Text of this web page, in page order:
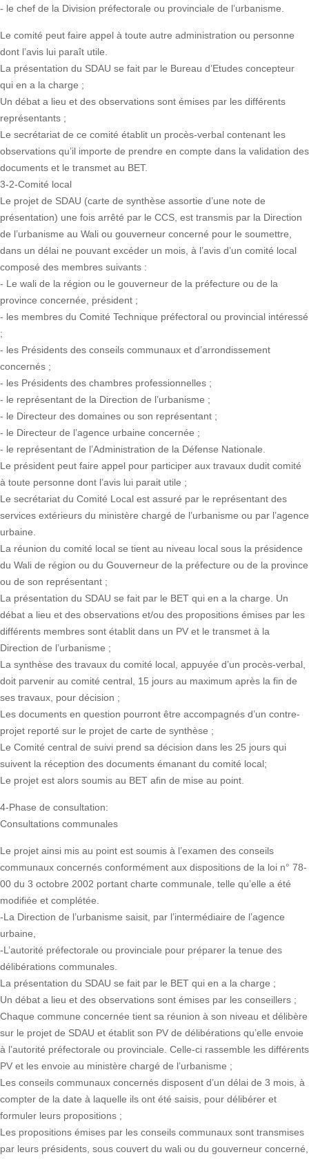
- le chef de la Division préfectorale ou provinciale de l’urbanisme.
Le comité peut faire appel à toute autre administration ou personne
dont l’avis lui paraît utile.
La présentation du SDAU se fait par le Bureau d’Etudes concepteur
qui en a la charge ;
Un débat a lieu et des observations sont émises par les différents
représentants ;
Le secrétariat de ce comité établit un procès-verbal contenant les
observations qu’il importe de prendre en compte dans la validation des
documents et le transmet au BET.
3-2-Comité local
Le projet de SDAU (carte de synthèse assortie d’une note de
présentation) une fois arrêté par le CCS, est transmis par la Direction
de l’urbanisme au Wali ou gouverneur concerné pour le soumettre,
dans un délai ne pouvant excéder un mois, à l’avis d’un comité local
composé des membres suivants :
- Le wali de la région ou le gouverneur de la préfecture ou de la
province concernée, président ;
- les membres du Comité Technique préfectoral ou provincial intéressé
;
- les Présidents des conseils communaux et d’arrondissement
concernés ;
- les Présidents des chambres professionnelles ;
- le représentant de la Direction de l’urbanisme ;
- le Directeur des domaines ou son représentant ;
- le Directeur de l’agence urbaine concernée ;
- le représentant de l’Administration de la Défense Nationale.
Le président peut faire appel pour participer aux travaux dudit comité
à toute personne dont l’avis lui parait utile ;
Le secrétariat du Comité Local est assuré par le représentant des
services extérieurs du ministère chargé de l’urbanisme ou par l’agence
urbaine.
La réunion du comité local se tient au niveau local sous la présidence
du Wali de région ou du Gouverneur de la préfecture ou de la province
ou de son représentant ;
La présentation du SDAU se fait par le BET qui en a la charge. Un
débat a lieu et des observations et/ou des propositions émises par les
différents membres sont établit dans un PV et le transmet à la
Direction de l’urbanisme ;
La synthèse des travaux du comité local, appuyée d’un procès-verbal,
doit parvenir au comité central, 15 jours au maximum après la fin de
ses travaux, pour décision ;
Les documents en question pourront être accompagnés d’un contre-
projet reporté sur le projet de carte de synthèse ;
Le Comité central de suivi prend sa décision dans les 25 jours qui
suivent la réception des documents émanant du comité local;
Le projet est alors soumis au BET afin de mise au point.
4-Phase de consultation:
Consultations communales
Le projet ainsi mis au point est soumis à l’examen des conseils
communaux concernés conformément aux dispositions de la loi n° 78-
00 du 3 octobre 2002 portant charte communale, telle qu’elle a été
modifiée et complétée.
-La Direction de l’urbanisme saisit, par l’intermédiaire de l’agence
urbaine,
-L’autorité préfectorale ou provinciale pour préparer la tenue des
délibérations communales.
La présentation du SDAU se fait par le BET qui en a la charge ;
Un débat a lieu et des observations sont émises par les conseillers ;
Chaque commune concernée tient sa réunion à son niveau et délibère
sur le projet de SDAU et établit son PV de délibérations qu’elle envoie
à l’autorité préfectorale ou provinciale. Celle-ci rassemble les différents
PV et les envoie au ministère chargé de l’urbanisme ;
Les conseils communaux concernés disposent d’un délai de 3 mois, à
compter de la date à laquelle ils ont été saisis, pour délibérer et
formuler leurs propositions ;
Les propositions émises par les conseils communaux sont transmises
par leurs présidents, sous couvert du wali ou du gouverneur concerné,